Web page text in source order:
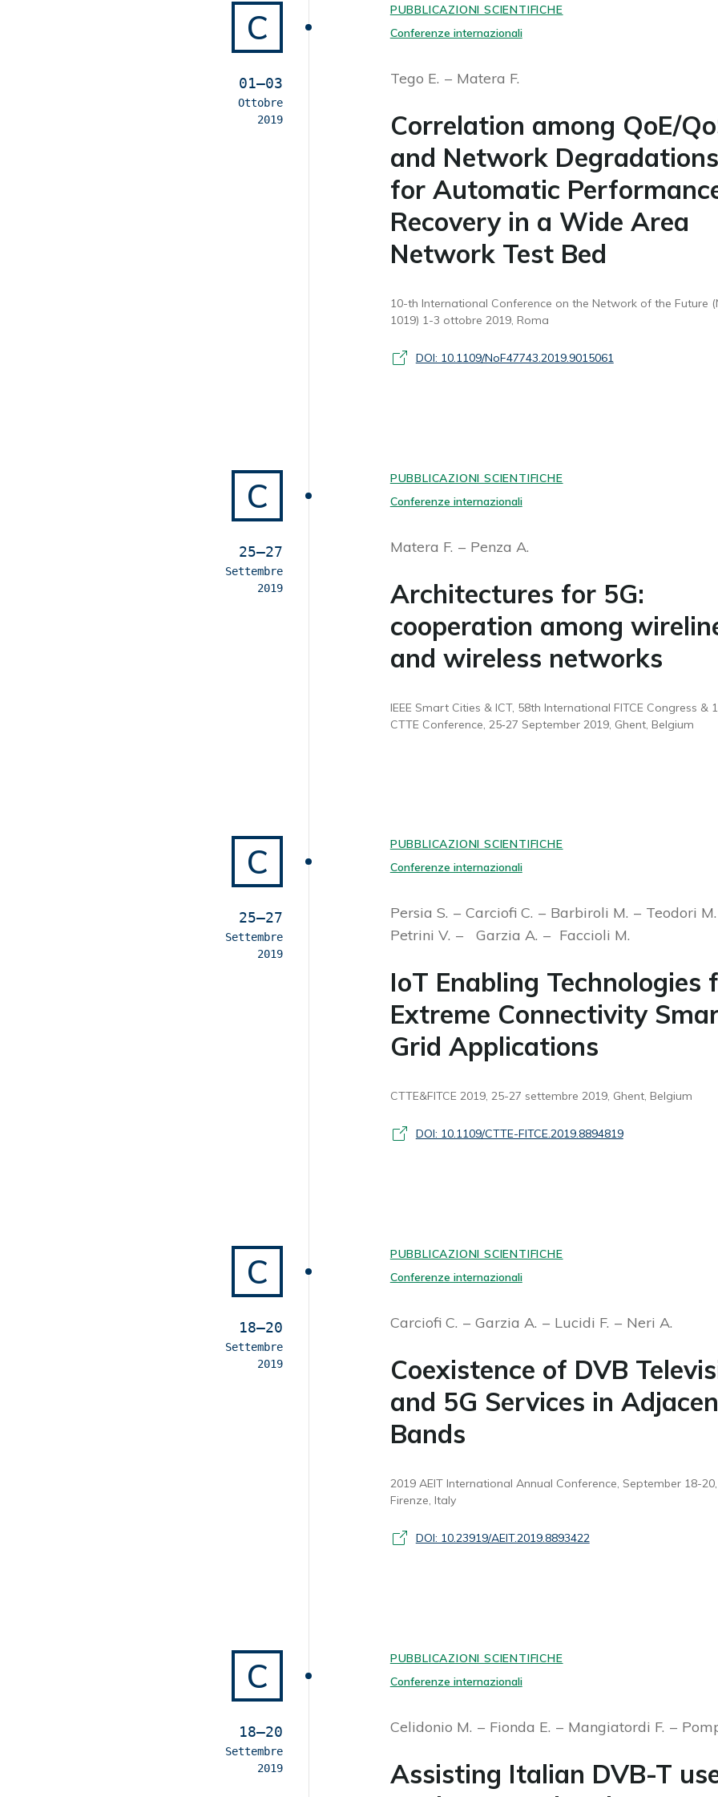
C
01–03
Ottobre
2019
PUBBLICAZIONI SCIENTIFICHE
Conferenze internazionali
Tego E. Matera F.
Correlation among QoE/
and Network Degradations
for Automatic
Recovery in a Wide Area
Network Test Bed
10-th International Conference on the Network of the Future
1019) 1-3 ottobre 2019, Roma
DOI: 10.1109/NoF47743.2019.9015061
C
25–27
Settembre
2019
PUBBLICAZIONI SCIENTIFICHE
Conferenze internazionali
Matera F. Penza A.
Architectures for 5G:
cooperation among
and wireless networks
IEEE Smart Cities & ICT, 58th International FITCE Congress &
CTTE Conference, 25‑27 September 2019, Ghent, Belgium
C
25–27
Settembre
2019
PUBBLICAZIONI SCIENTIFICHE
Conferenze internazionali
Persia S. Carciofi C. Barbiroli M.
Teodori M.
Petrini V.
Garzia A. Faccioli M.
IoT Enabling Technologies
Extreme Connectivity
Grid Applications
CTTE&FITCE 2019, 25-27 settembre 2019, Ghent, Belgium
DOI: 10.1109/CTTE-FITCE.2019.8894819
C
18–20
Settembre
2019
PUBBLICAZIONI SCIENTIFICHE
Conferenze internazionali
Carciofi C. Garzia A. Lucidi F. Neri A.
Coexistence of DVB
and 5G Services in
Bands
2019 AEIT International Annual Conference, September 18-
Firenze, Italy
DOI: 10.23919/AEIT.2019.8893422
C
18–20
Settembre
2019
PUBBLICAZIONI SCIENTIFICHE
Conferenze internazionali
Celidonio M. Fionda E. Mangiatordi F.
Assisting Italian DVB-T